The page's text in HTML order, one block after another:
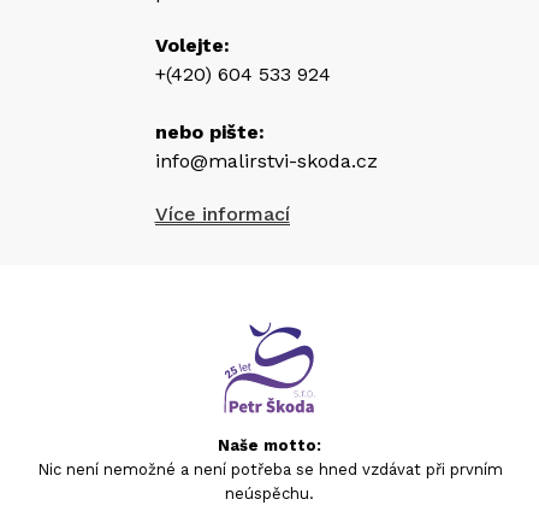
Volejte:
+(420) 604 533 924
nebo pište:
info@malirstvi-skoda.cz
Více informací
Naše motto:
Nic není nemožné a není potřeba se hned vzdávat při prvním
neúspěchu.